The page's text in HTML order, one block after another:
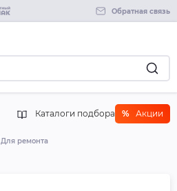
Обратная связь
Каталоги подбора % Акции
Для ремонта